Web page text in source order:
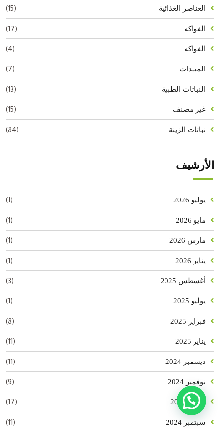
العناصر الغذائية (15)
الفواكه (17)
الفواكه (4)
المبيدات (7)
النباتات الطبية (13)
غير مصنف (15)
نباتات الزينة (84)
الأرشيف
يوليو 2026 (1)
مايو 2026 (1)
مارس 2026 (1)
يناير 2026 (1)
أغسطس 2025 (3)
يوليو 2025 (1)
فبراير 2025 (8)
يناير 2025 (11)
ديسمبر 2024 (11)
نوفمبر 2024 (9)
أكتوبر 2024 (17)
سبتمبر 2024 (11)